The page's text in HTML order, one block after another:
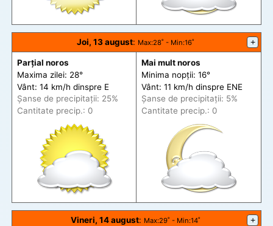
Joi, 13 august: Max:28˚ - Min:16˚ +
Parțial noros
Maxima zilei: 28°
Vânt: 14 km/h dinspre E
Șanse de precipitații: 25%
Cantitate precip.: 0
Mai mult noros
Minima nopții: 16°
Vânt: 11 km/h dinspre ENE
Șanse de precipitații: 5%
Cantitate precip.: 0
Vineri, 14 august: Max:29˚ - Min:14˚ +